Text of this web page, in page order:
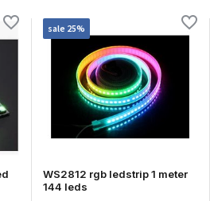
sale 25%
WS2812 rgb ledstrip 1 meter
144 leds